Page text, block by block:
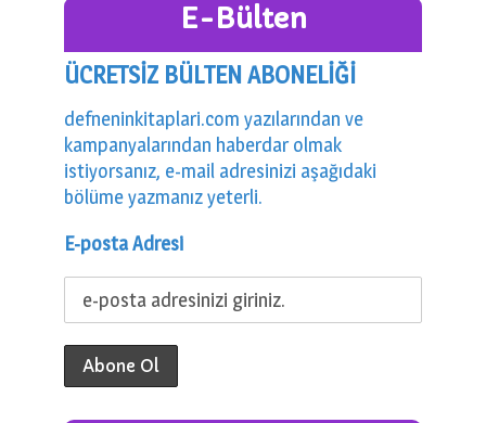
E-Bülten
ÜCRETSİZ BÜLTEN ABONELİĞİ
defneninkitaplari.com yazılarından ve
kampanyalarından haberdar olmak
istiyorsanız, e-mail adresinizi aşağıdaki
bölüme yazmanız yeterli.
E-posta Adresi